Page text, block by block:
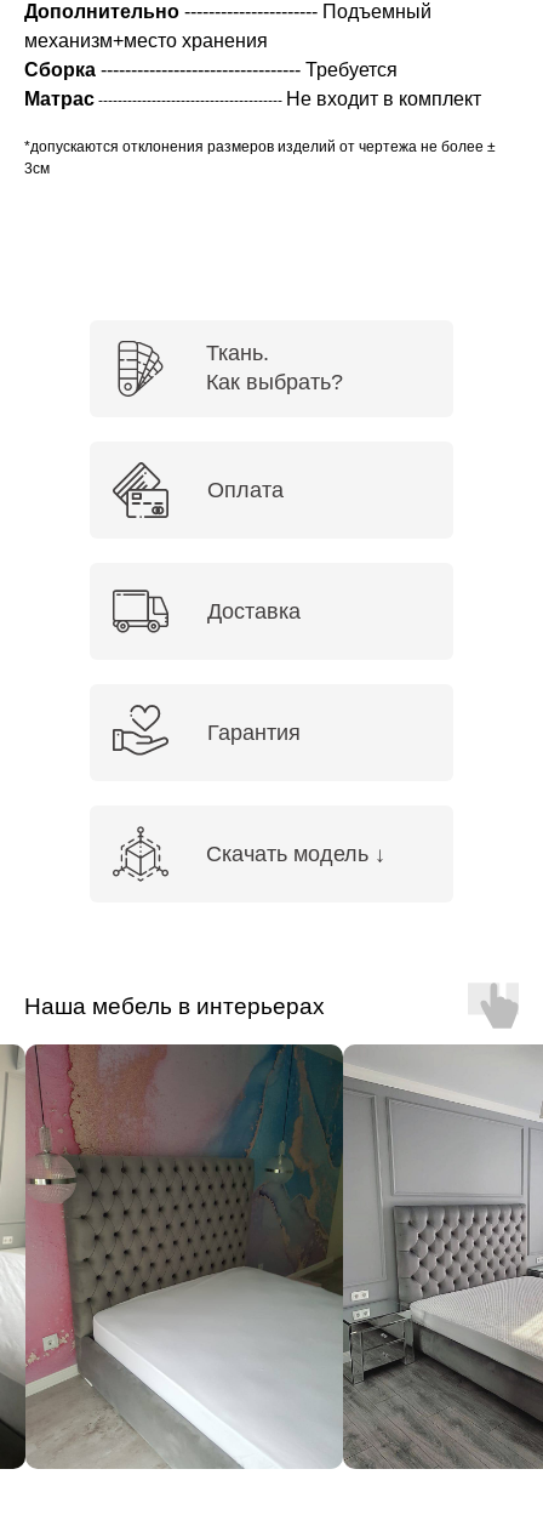
Дополнительно ---------------------- Подъемный
механизм+место хранения
Сборка --------------------------------- Требуется
Матрас -------------------------------------- Не входит в комплект
*допускаются отклонения размеров изделий от чертежа не более ±
3см
Гарантия
Оплата
Ткань.
Как выбрать?
Скачать модель ↓
Доставка
Наша мебель в интерьерах